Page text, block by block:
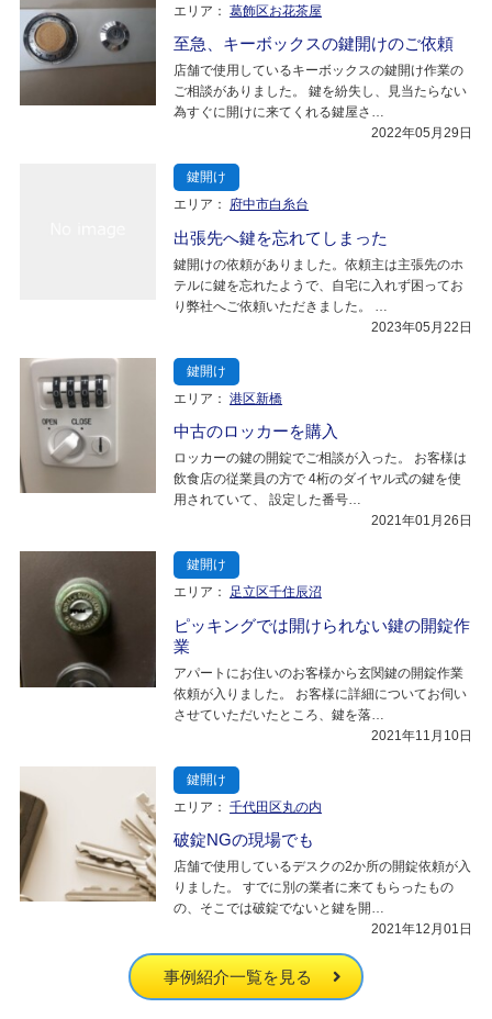
エリア： 葛飾区お花茶屋
至急、キーボックスの鍵開けのご依頼
店舗で使用しているキーボックスの鍵開け作業の
ご相談がありました。 鍵を紛失し、見当たらない
為すぐに開けに来てくれる鍵屋さ…
2022年05月29日
鍵開け
エリア：
府中市白糸台
出張先へ鍵を忘れてしまった
鍵開けの依頼がありました。依頼主は主張先のホ
テルに鍵を忘れたようで、自宅に入れず困ってお
り弊社へご依頼いただきました。 …
2023年05月22日
鍵開け
エリア： 港区新橋
中古のロッカーを購入
ロッカーの鍵の開錠でご相談が入った。 お客様は
飲食店の従業員の方で 4桁のダイヤル式の鍵を使
用されていて、 設定した番号…
2021年01月26日
鍵開け
エリア：
足立区千住辰沼
ピッキングでは開けられない鍵の開錠作
業
アパートにお住いのお客様から玄関鍵の開錠作業
依頼が入りました。 お客様に詳細についてお伺い
させていただいたところ、鍵を落…
2021年11月10日
鍵開け
エリア： 千代田区丸の内
破錠NGの現場でも
店舗で使用しているデスクの2か所の開錠依頼が入
りました。 すでに別の業者に来てもらったもの
の、そこでは破錠でないと鍵を開…
2021年12月01日
事例紹介一覧を見る